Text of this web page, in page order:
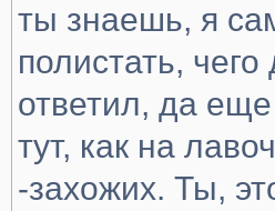
ты знаешь, я
полистать,
ответил, да
тут, как на
-захожих. Ты,